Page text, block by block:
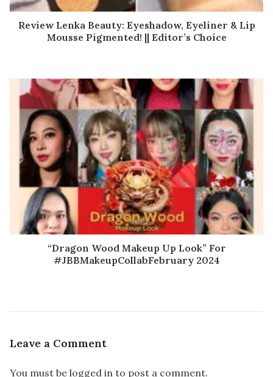
Review Lenka Beauty: Eyeshadow, Eyeliner & Lip
Mousse Pigmented! || Editor’s Choice
“Dragon Wood Makeup Up Look” For
#JBBMakeupCollabFebruary 2024
Leave a Comment
You must be logged in to post a comment.